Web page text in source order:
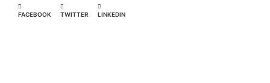
FACEBOOK TWITTER LINKEDIN